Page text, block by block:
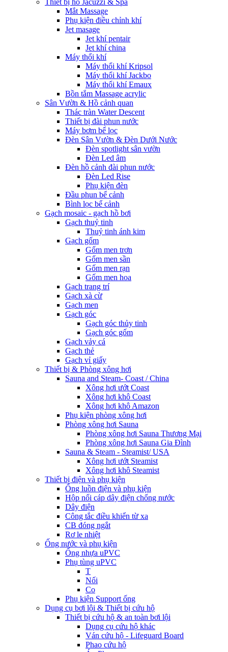
Thiết bị hồ Jacuzzi & Spa
Mắt Massage
Phụ kiện điều chỉnh khí
Jet masage
Jet khí pentair
Jet khí china
Máy thổi khí
Máy thổi khí Kripsol
Máy thổi khí Jackbo
Máy thổi khí Emaux
Bồn tắm Massage acrylic
Sân Vườn & Hồ cảnh quan
Thác tràn Water Descent
Thiết bị đài phun nước
Máy bơm bể lọc
Đèn Sân Vườn & Đèn Dưới Nước
Đèn spotlight sân vườn
Đèn Led âm
Đèn hồ cảnh đài phun nước
Đèn Led Rise
Phụ kiện đèn
Đầu phun bể cảnh
Bình lọc bể cảnh
Gạch mosaic - gạch hồ bơi
Gạch thuỷ tinh
Thuỷ tinh ánh kim
Gạch gốm
Gốm men trơn
Gốm men sần
Gốm men rạn
Gốm men hoa
Gạch trang trí
Gạch xà cừ
Gạch men
Gạch góc
Gạch góc thủy tinh
Gạch góc gốm
Gạch vảy cá
Gạch thẻ
Gạch vỉ giấy
Thiết bị & Phòng xông hơi
Sauna and Steam- Coast / China
Xông hơi ướt Coast
Xông hơi khô Coast
Xông hơi khô Amazon
Phụ kiện phòng xông hơi
Phòng xông hơi Sauna
Phòng xông hơi Sauna Thương Mại
Phòng xông hơi Sauna Gia Đình
Sauna & Steam - Steamist/ USA
Xông hơi ướt Steamist
Xông hơi khô Steamist
Thiết bị điện và phụ kiện
Ống luồn điện và phụ kiện
Hộp nối cáp dây điện chống nước
Dây điện
Công tắc điều khiển từ xa
CB đóng ngắt
Rơ le nhiệt
Ống nước và phụ kiện
Ống nhựa uPVC
Phụ tùng uPVC
T
Nối
Co
Phụ kiện Support ống
Dụng cụ bơi lội & Thiết bị cứu hộ
Thiết bị cứu hộ & an toàn bơi lội
Dụng cụ cứu hộ khác
Ván cứu hộ - Lifeguard Board
Phao cứu hộ